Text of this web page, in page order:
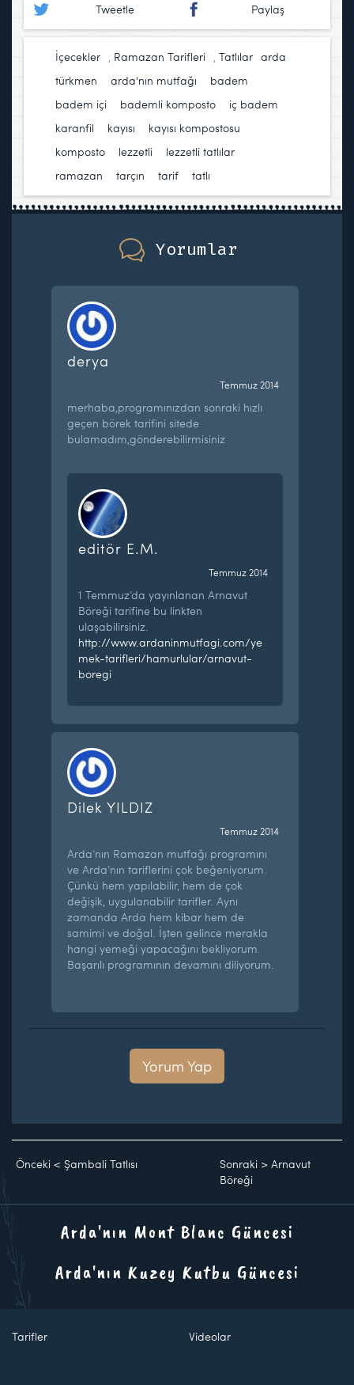
Tweetle Paylaş
İçecekler Ramazan Tarifleri Tatlılar arda
türkmen
arda'nın mutfağı badem
badem içi
bademli komposto iç badem
karanfil
kayısı kayısı kompostosu
komposto
lezzetli lezzetli tatlılar
ramazan
tarçın tarif tatlı
Yorumlar
derya
Temmuz 2014
merhaba,programınızdan sonraki hızlı
geçen börek tarifini sitede
bulamadım,gönderebilirmisiniz
editör E.M.
Temmuz 2014
1 Temmuz’da yayınlanan Arnavut
Böreği tarifine bu linkten
ulaşabilirsiniz.
http://www.ardaninmutfagi.com/ye
mek-tarifleri/hamurlular/arnavut-
boregi
Dilek YILDIZ
Temmuz 2014
Arda’nın Ramazan mutfağı programını
ve Arda’nın tariflerini çok beğeniyorum.
Çünkü hem yapılabilir, hem de çok
değişik, uygulanabilir tarifler. Aynı
zamanda Arda hem kibar hem de
samimi ve doğal. İşten gelince merakla
hangi yemeği yapacağını bekliyorum.
Başarılı programının devamını diliyorum.
Yorum Yap
Önceki < Şambali Tatlısı Sonraki >Arnavut
Böreği
Arda'nın Mont Blanc Güncesi
Arda'nın Kuzey Kutbu Güncesi
Tarifler Videolar